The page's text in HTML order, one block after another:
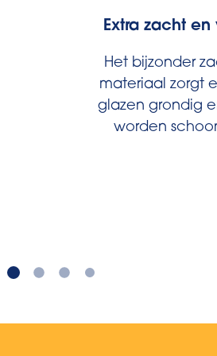
Extra zacht
Het bijzonder
materiaal zorgt
glazen grondig
worden